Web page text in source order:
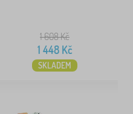
1 608Kč
1 448Kč
SKLADEM